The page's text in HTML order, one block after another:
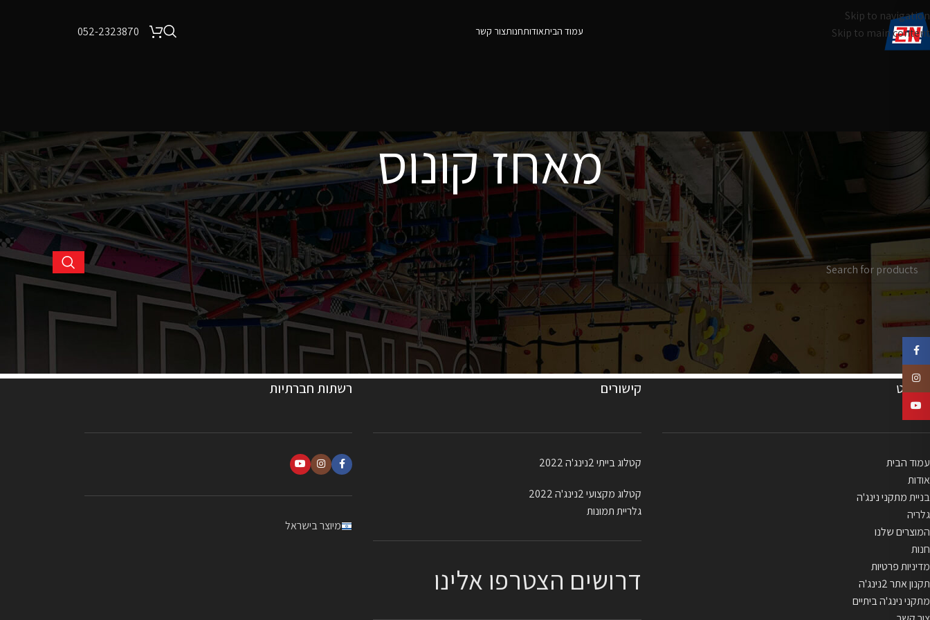
Skip to navigation
Skip to main content
עמוד הביתאודותחנותצור קשר 052-2323870
מאחז קונוס
עמוד הבית מוצרים המתויגים “מאחז קונוס”
לא נמצאו מוצרים התואמים את בחירתך.
תפריט
עמוד הבית
אודות
בניית מתקני נינג'ה
גלריה
המוצרים שלנו
חנות
מדיניות פרטיות
תקנון אתר 2נינג'ה
מתקני נינג'ה ביתיים
קישורים
קטלוג בייתי 2נינג'ה 2022
קטלוג מקצועי 2נינג'ה 2022
גלריית תמונות
דרושים הצטרפו אלינו
רשתות חברתיות
מיוצר בישראל
Facebook
Instagram